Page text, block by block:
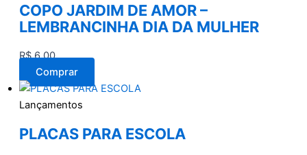
COPO JARDIM DE AMOR –
LEMBRANCINHA DIA DA MULHER
R$6,00
Comprar
Lançamentos
PLACAS PARA ESCOLA